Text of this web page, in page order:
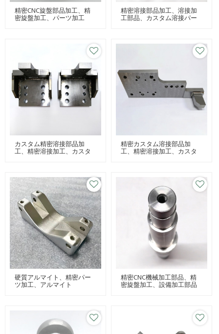
精密CNC旋盤部品加工、精
密旋盤加工、パーツ加工
精密溶接部品加工、溶接加
工部品、カスタム溶接パー
カスタム精密溶接部品加
工、精密溶接加工、カスタ
精密カスタム溶接部品加
工、精密溶接加工、カスタ
硬質アルマイト、精密パー
ツ加工、アルマイト
精密CNC機械加工部品、精
密旋盤加工、設備加工部品